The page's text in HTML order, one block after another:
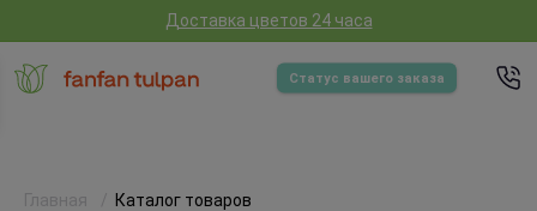
Доставка цветов 24 часа
Статус вашего заказа
Главная Каталог товаров